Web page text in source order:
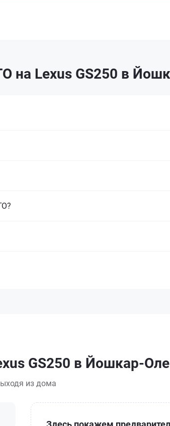
на Lexus GS250 в
GS250 в Йошкар-Оле
из дома